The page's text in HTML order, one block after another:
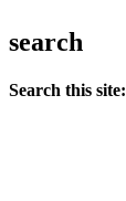
search
Search this site: